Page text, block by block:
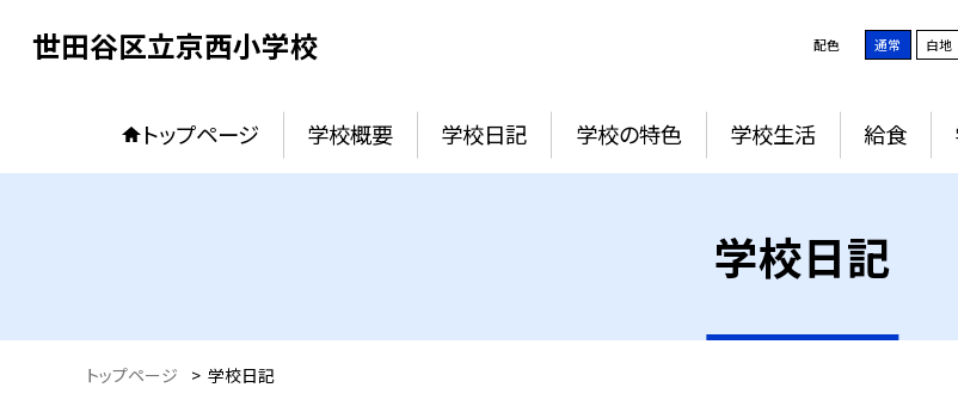
世田谷区立京西小学校 配色 通常 白地
トップページ 学校概要 学校日記 学校の特色 学校生活 給食
学校日記
トップページ > 学校日記